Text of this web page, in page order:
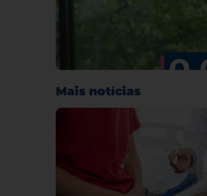
Mais notícias